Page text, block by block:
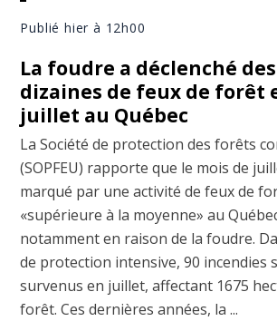
Publié hier à 12h00
La foudre a déclenché des
dizaines de feux de forêt
juillet au Québec
La Société de protection des forêts
(SOPFEU) rapporte que le mois de
marqué par une activité de feux de
«supérieure à la moyenne» au
notamment en raison de la foudre.
de protection intensive, 90 incendies
survenus en juillet, affectant 1675
forêt. Ces dernières années, la ...